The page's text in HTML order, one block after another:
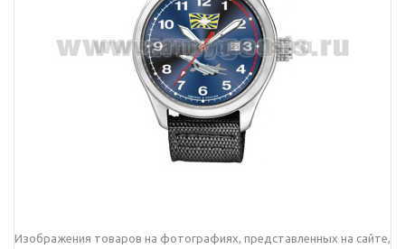
Изображения товаров на фотографиях, представленных на сайте,